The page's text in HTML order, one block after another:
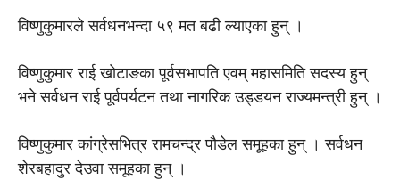
विष्णुकुमारले सर्वधनभन्दा ५९ मत बढी ल्याएका हुन् ।
विष्णुकुमार राई खाेटाङका पूर्वसभापति एवम् महासमिति सदस्य हुन्
भने सर्वधन राई पूर्वपर्यटन तथा नागरिक उड्डयन राज्यमन्त्री हुन् ।
विष्णुकुमार कांग्रेसभित्र रामचन्द्र पाैडेल समूहका हुन् । सर्वधन
शेरबहादुर देउवा समूहका हुन् ।